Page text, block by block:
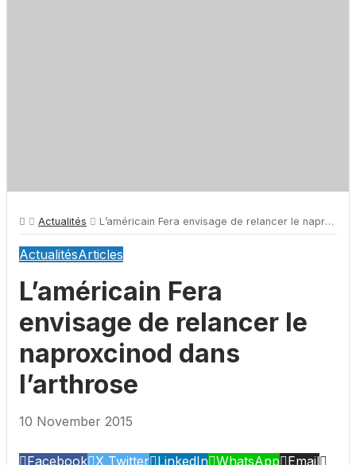
Actualités L’américain Fera envisage de relancer le naproxcinod dans l’arthrose
ActualitésArticles
L’américain Fera
envisage de relancer le
naproxcinod dans
l’arthrose
10 November 2015
Facebook X Twitter LinkedIn WhatsApp Email